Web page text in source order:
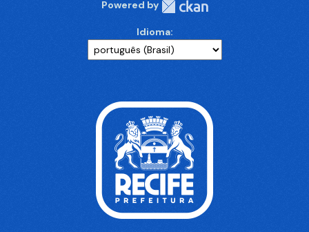
Powered by
Idioma